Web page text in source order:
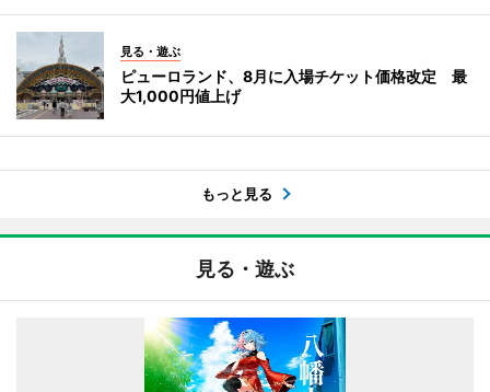
見る・遊ぶ
ピューロランド、8月に入場チケット価格改定 最
大1,000円値上げ
もっと見る
見る・遊ぶ